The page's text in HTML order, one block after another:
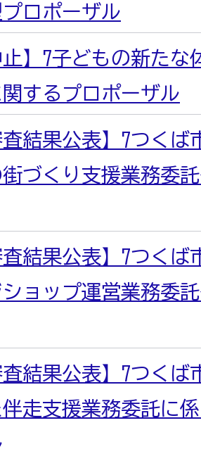
ロポーザル
止】7子どもの新た
するプロポーザル
査結果公表】7つく
づくり支援業務委
査結果公表】7つく
ショップ運営業務委
査結果公表】7つく
伴走支援業務委託に